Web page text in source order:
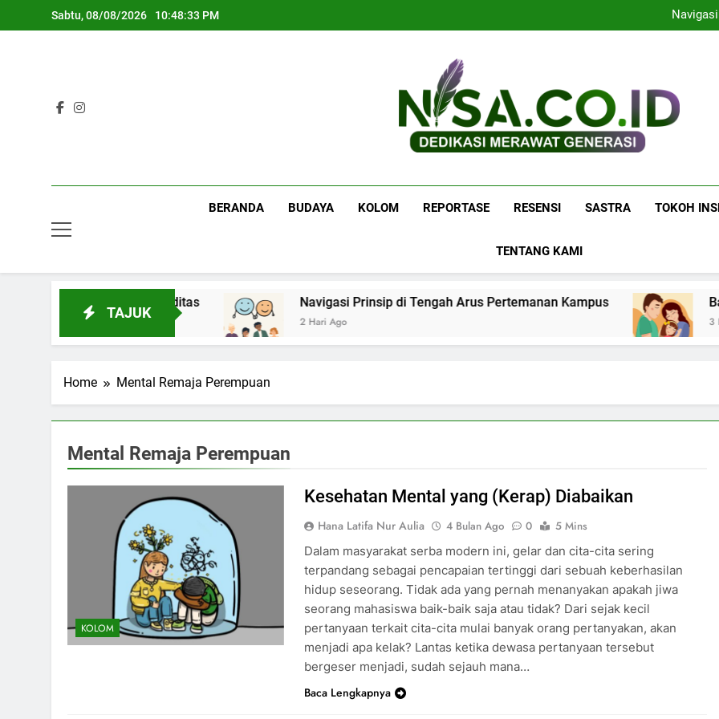
to
Sabtu, 08/08/2026 10:48:34 PM
Nisa.co.id
BERANDA BUDAYA KOLOM REPORTASE RESENSI SASTRA TOKOH
TENTANG KAMI
TAJUK
Menjadi Komoditas Navigasi Prinsip di Tengah Arus Pertemanan Kampus
2 Hari Ago 3 Hari
Home Mental Remaja Perempuan
Mental Remaja Perempuan
KOLOM
Kesehatan Mental yang (Kerap) Diabaikan
Hana Latifa Nur Aulia 4 Bulan Ago 0
5 Mins
Dalam masyarakat serba modern ini, gelar dan cita-cita sering
terpandang sebagai pencapaian tertinggi dari sebuah keberhasilan
hidup seseorang. Tidak ada yang pernah menanyakan apakah jiwa
seorang mahasiswa baik-baik saja atau tidak? Dari sejak kecil
pertanyaan terkait cita-cita mulai banyak orang pertanyakan, akan
menjadi apa kelak? Lantas ketika dewasa pertanyaan tersebut
bergeser menjadi, sudah sejauh mana…
Baca Lengkapnya